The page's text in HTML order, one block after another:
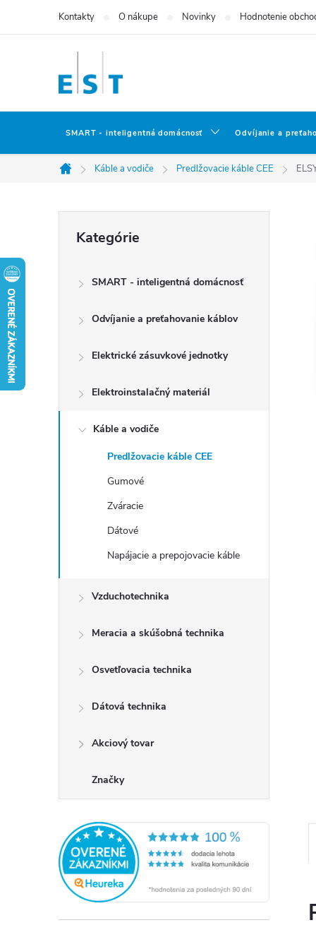
Kontakty O nákupe Novinky Hodnotenie
SMART - inteligentná domácnosť Odvíjanie a
Domov
Káble a vodiče Predlžovacie káble CEE
p
kategórie
Kategórie
SMART - inteligentná domácnosť
Odvíjanie a preťahovanie káblov
Elektrické zásuvkové jednotky
Elektroinstalačný materiál
Káble a vodiče
Predlžovacie káble CEE
Gumové
Zváracie
Dátové
Napájacie a prepojovacie káble
Vzduchotechnika
Meracia a skúšobná technika
Osvetľovacia technika
Dátová technika
Akciový tovar
Značky